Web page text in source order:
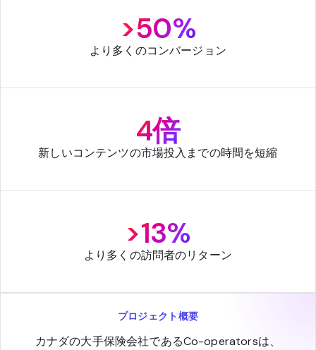
>50%
より多くのコンバージョン
4倍
新しいコンテンツの市場投入までの時間を短縮
>13%
より多くの訪問者のリターン
プロジェクト概要
カナダの大手保険会社であるCo-operatorsは、